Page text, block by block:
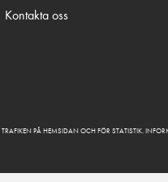
Kontakta oss
PÅ HEMSIDAN OCH FÖR STATISTIK.